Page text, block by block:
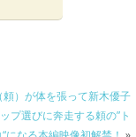
頼）が体を張って新木優子
プ選びに奔走する頼の”ト